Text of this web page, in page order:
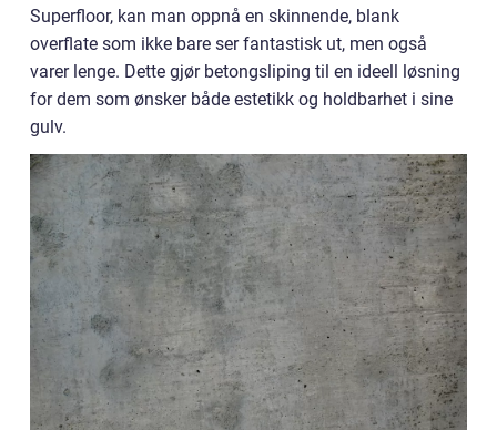
Superfloor, kan man oppnå en skinnende, blank
overflate som ikke bare ser fantastisk ut, men også
varer lenge. Dette gjør betongsliping til en ideell løsning
for dem som ønsker både estetikk og holdbarhet i sine
gulv.